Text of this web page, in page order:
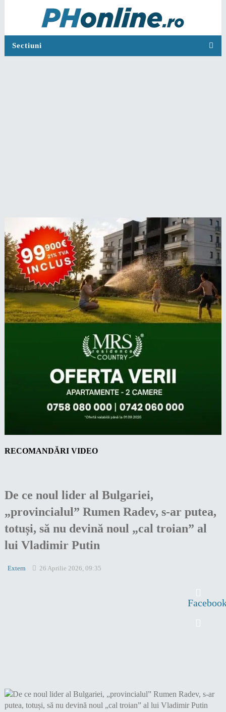
Sectiuni
RECOMANDĂRI VIDEO
De ce noul lider al Bulgariei,
„provincialul” Rumen Radev, s-ar putea,
totuși, să nu devină noul „cal troian” al
lui Vladimir Putin
Extern 26 Aprilie 2026, 09:35